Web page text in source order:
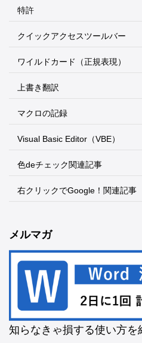
特許
クイックアクセスツールバー
ワイルドカード（正規表現）
上書き翻訳
マクロの記録
Visual Basic Editor（VBE）
色deチェック関連記事
右クリックでGoogle！関連記事
メルマガ
知らなきゃ損する使い方を